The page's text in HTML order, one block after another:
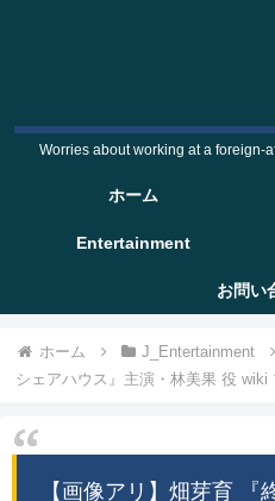
Worries about working at a foreign-
ホーム
Entertainment
お問い
ホーム J_Entertainment
シェアハウス』主演・林美果 役
【画像アリ】畑芽育 『